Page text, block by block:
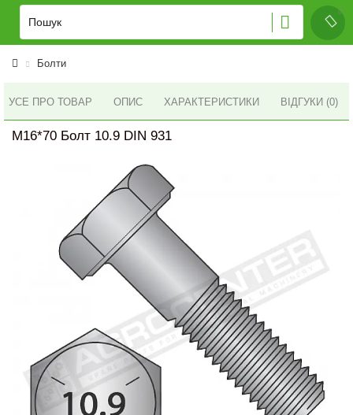
Болти
УСЕ ПРО ТОВАР ОПИС ХАРАКТЕРИСТИКИ ВІДГУКИ (0)
M16*70 Болт 10.9 DIN 931